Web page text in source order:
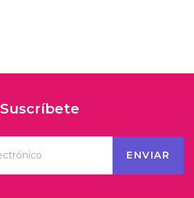
Suscríbete